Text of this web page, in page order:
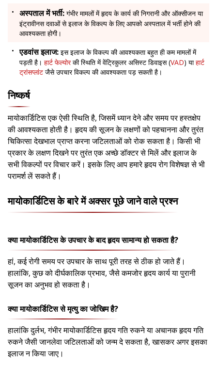
अस्पताल में भर्ती: गंभीर मामलों में हृदय के कार्य की निगरानी और ऑक्सीजन या
इंट्रावीनस दवाओं से इलाज के विकल्प के लिए आपको अस्पताल में भर्ती होने की
आवश्यकता होगी।
एडवांस इलाज: इस इलाज के विकल्प की आवश्यकता बहुत ही कम मामलों में
पड़ती है। हार्ट फेल्योरकी स्थिति में वेंट्रिकुलर असिस्ट डिवाइस (VAD) याहार्ट
ट्रांसप्लांट जैसे उपचार विकल्प की आवश्यकता पड़ सकती है।
निष्कर्ष
मायोकार्डिटिस एक ऐसी स्थिति है, जिसमें ध्यान देने और समय पर हस्तक्षेप
की आवश्यकता होती है। हृदय की सूजन के लक्षणों को पहचानना और तुरंत
चिकित्सा देखभाल प्राप्त करना जटिलताओं को रोक सकता है। किसी भी
प्रकार के लक्षण दिखने पर तुरंत एक अच्छे डॉक्टर से मिलें और इलाज के
सभी विकल्पों पर विचार करें। इसके लिए आप हमारे हृदय रोग विशेषज्ञ से भी
परामर्श लें सकते हैं।
मायोकार्डिटिस के बारे में अक्सर पूछे जाने वाले प्रश्न
क्या मायोकार्डिटिस के उपचार के बाद हृदय सामान्य हो सकता है?
हां, कई रोगी समय पर उपचार के साथ पूरी तरह से ठीक हो जाते हैं।
हालांकि, कुछ को दीर्घकालिक प्रभाव, जैसे कमजोर हृदय कार्य या पुरानी
सूजन का अनुभव हो सकता है।
क्या मायोकार्डिटिस से मृत्यु का जोखिम है?
हालांकि दुर्लभ, गंभीर मायोकार्डिटिस हृदय गति रुकने या अचानक हृदय गति
रुकने जैसी जानलेवा जटिलताओं को जन्म दे सकता है, खासकर अगर इसका
इलाज न किया जाए।